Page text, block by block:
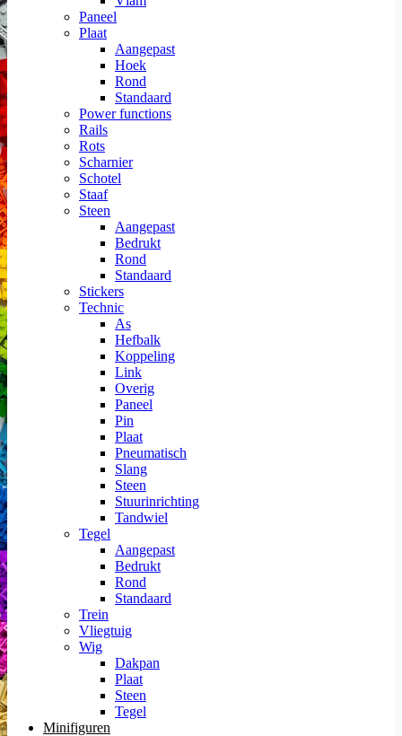
Paneel
Plaat
Aangepast
Hoek
Rond
Standaard
Power functions
Rails
Rots
Scharnier
Schotel
Staaf
Steen
Aangepast
Bedrukt
Rond
Standaard
Stickers
Technic
As
Hefbalk
Koppeling
Link
Overig
Paneel
Pin
Plaat
Pneumatisch
Slang
Steen
Stuurinrichting
Tandwiel
Tegel
Aangepast
Bedrukt
Rond
Standaard
Trein
Vliegtuig
Wig
Dakpan
Plaat
Steen
Tegel
Minifiguren